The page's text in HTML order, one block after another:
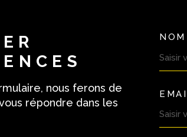
nous ferons de
répondre dans les